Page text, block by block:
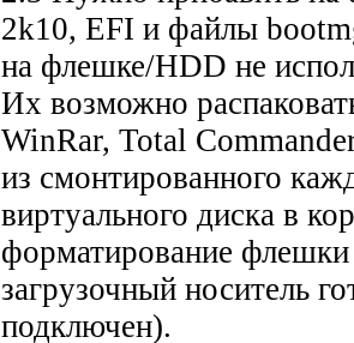
2k10, EFI и файлы
на флешке/HDD не
Их возможно
WinRar, Total
из смонтированного
виртуального диска в
форматирование
загрузочный носитель
подключен).